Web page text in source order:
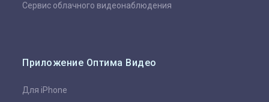
Сервис облачного видеонаблюдения
Приложение Оптима Видео
Для iPhone